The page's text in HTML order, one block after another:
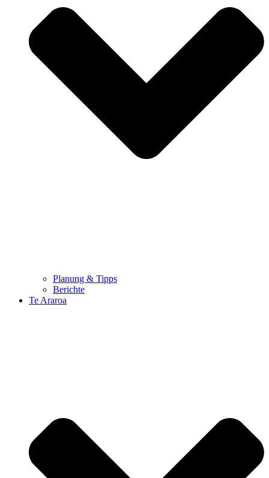
Planung & Tipps
Berichte
Te Araroa